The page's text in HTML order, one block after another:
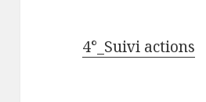
4°_Suivi actions